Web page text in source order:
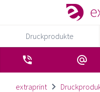
Druckprodukte
extraprint